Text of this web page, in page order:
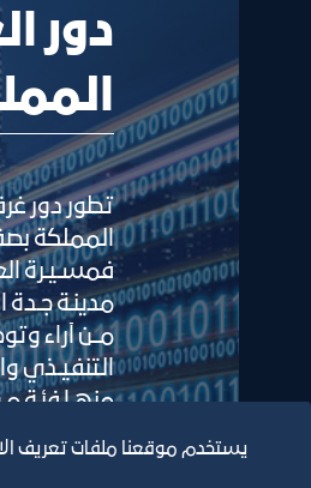
دور
تطور دور
المملكة
فمسـيـرة
مدينـة جـدة
مــن آراء
التنفيـذي
منهـا فئـة
الاقتصادية
يستخدم موقعنا ملفات تعريف